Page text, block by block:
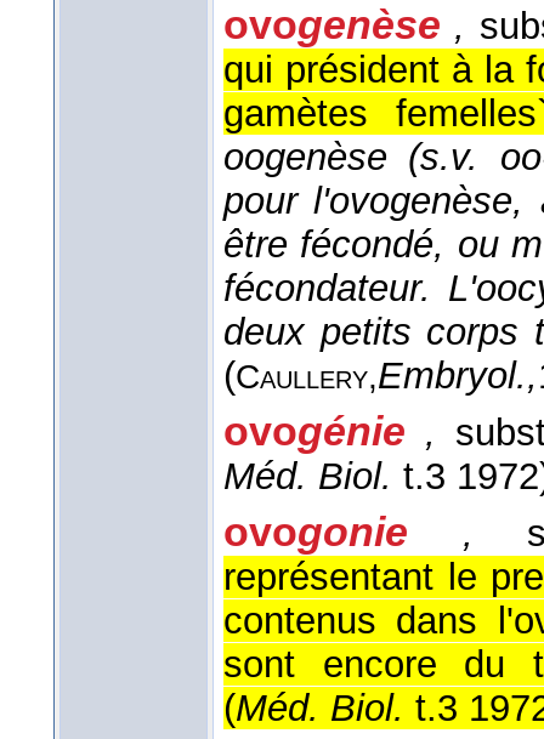
ovogenèse ,
qui président à la
gamètes
oogenèse (s.v.
pour
être fécondé, ou
fécondateur.
deux petits corps
(Caullery,Embryol.,
ovogénie ,
Méd. Biol. t.3
ovogonie ,
représentant le
contenus dans
sont encore du
(Méd. Biol. t.3